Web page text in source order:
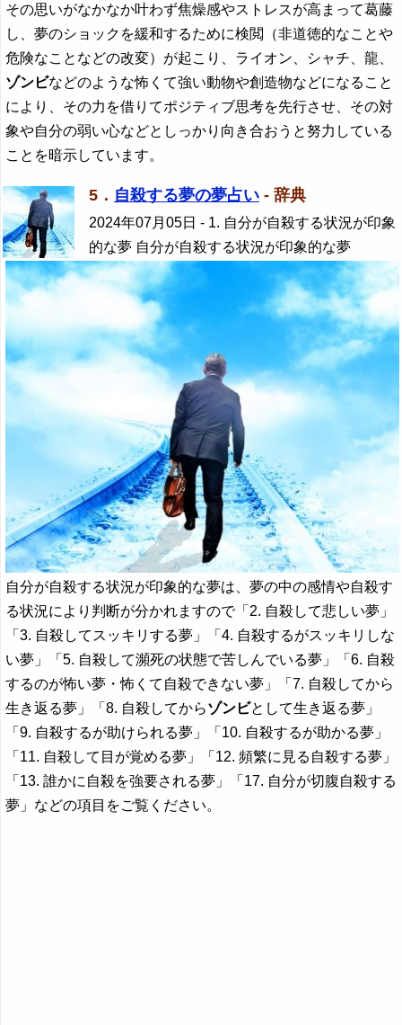
その思いがなかなか叶わず焦燥感やストレスが高まって葛藤
し、夢のショックを緩和するために検閲（非道徳的なことや
危険なことなどの改変）が起こり、ライオン、シャチ、龍、
ゾンビなどのような怖くて強い動物や創造物などになること
により、その力を借りてポジティブ思考を先行させ、その対
象や自分の弱い心などとしっかり向き合おうと努力している
ことを暗示しています。
5． 自殺する夢の夢占い - 辞典
2024年07月05日 - 1. 自分が自殺する状況が印象
的な夢 自分が自殺する状況が印象的な夢
自分が自殺する状況が印象的な夢は、夢の中の感情や自殺す
る状況により判断が分かれますので「2. 自殺して悲しい夢」
「3. 自殺してスッキリする夢」「4. 自殺するがスッキリしな
い夢」「5. 自殺して瀕死の状態で苦しんでいる夢」「6. 自殺
するのが怖い夢・怖くて自殺できない夢」「7. 自殺してから
生き返る夢」「8. 自殺してからゾンビとして生き返る夢」
「9. 自殺するが助けられる夢」「10. 自殺するが助かる夢」
「11. 自殺して目が覚める夢」「12. 頻繁に見る自殺する夢」
「13. 誰かに自殺を強要される夢」「17. 自分が切腹自殺する
夢」などの項目をご覧ください。